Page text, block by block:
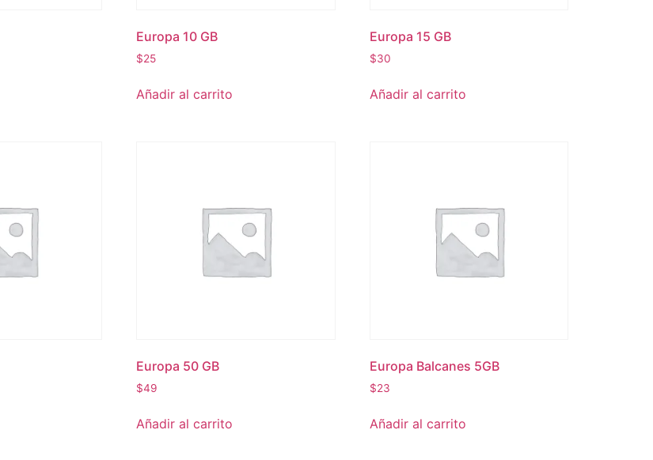
Europa 10 GB
$25
Añadir al carrito
Europa 15 GB
$30
Añadir al carrito
Europa 50 GB
$49
Añadir al carrito
Europa Balcanes 5GB
$23
Añadir al carrito